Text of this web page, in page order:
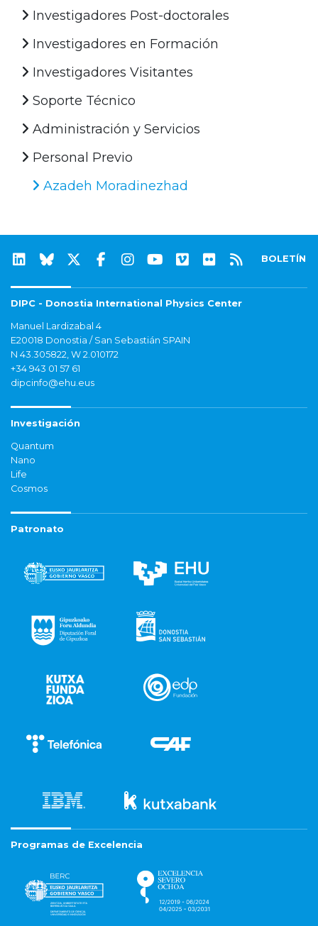
Investigadores Post-doctorales
Investigadores en Formación
Investigadores Visitantes
Soporte Técnico
Administración y Servicios
Personal Previo
Azadeh Moradinezhad
BOLETÍN
DIPC - Donostia International Physics Center
Manuel Lardizabal 4
E20018 Donostia / San Sebastián SPAIN
N 43.305822, W 2.010172
+34 943 01 57 61
dipcinfo@ehu.eus
Investigación
Quantum
Nano
Life
Cosmos
Patronato
Programas de Excelencia